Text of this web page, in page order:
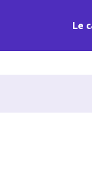
Le